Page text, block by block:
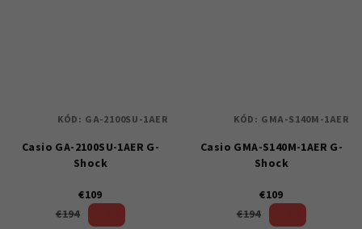
Casio GA-2100SU-1AER G-
Shock
€109
€194
KÓD: GA-2100SU-1AER
Casio GMA-S140M-1AER G-
Shock
€109
€194
KÓD: GMA-S140M-1AER